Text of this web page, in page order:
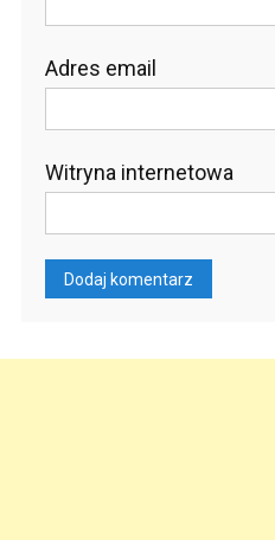
Adres email
Witryna internetowa